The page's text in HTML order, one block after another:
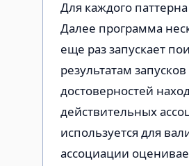
Для каждого
Далее программа
еще раз запускает
результатам
достоверностей
действительных
используется для
ассоциации